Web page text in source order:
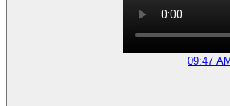
09:47